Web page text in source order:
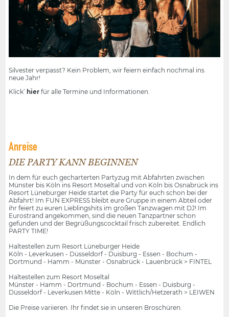
Silvester verpasst? Kein Problem, wir feiern einfach nochmal ins
neue Jahr!
Klick‘ hier für alle Termine und Informationen.
Anreise
DIE PARTY KANN BEGINNEN
In dem für euch gecharterten Partyzug mit Abfahrten zwischen
Münster bis Köln ins Resort Moseltal und von Köln bis Osnabrück ins
Resort Lüneburger Heide startet die Party für euch schon bei der
Abfahrt! Im FUN EXPRESS bleibt eure Gruppe in einem Abteil oder
ihr feiert zu euren Lieblingshits im großen Tanzwagen mit DJ! Im
Eurostrand angekommen, sind die neuen Tanzpartner schon
gefunden und der Begrüßungscocktail frisch zubereitet. Endlich
PARTY TIME!
Haltestellen zum Resort Lüneburger Heide
Köln - Leverkusen - Düsseldorf - Duisburg - Essen - Bochum -
Dortmund - Hamm - Münster - Osnabrück - Lauenbrück > FINTEL
Haltestellen zum Resort Moseltal
Münster - Hamm - Dortmund - Bochum - Essen - Duisburg -
Düsseldorf - Leverkusen Mitte - Köln - Wittlich/Hetzerath > LEIWEN
Die Preise variieren. Ihr findet sie in unseren Broschüren.